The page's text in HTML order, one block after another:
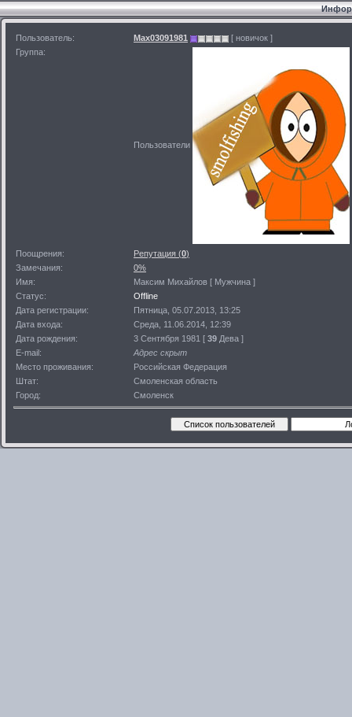
Пользователь: Max03091981
[ новичок ]
Группа:
Пользователи
Поощрения: Репутация (0)
Замечания:
0%
Имя:
Максим Михайлов [ Мужчина ]
Статус:
Offline
Дата регистрации:
Пятница, 05.07.2013, 13:25
Дата входа:
Среда, 11.06.2014, 12:39
Дата рождения:
3 Сентября 1981 [ 39 Дева ]
E-mail:
Адрес скрыт
Место проживания:
Российская Федерация
Штат:
Смоленская область
Город:
Смоленск